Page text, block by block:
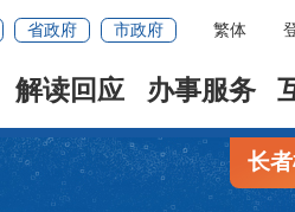
省政府 市政府 繁体
解读回应 办事服务
长